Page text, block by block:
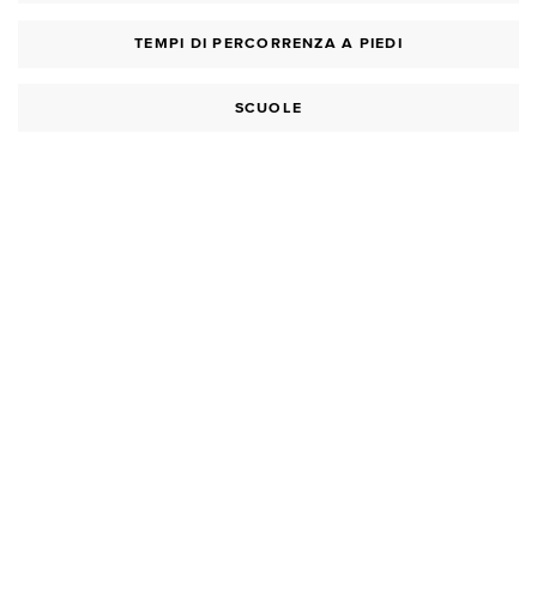
TEMPI DI PERCORRENZA A PIEDI
SCUOLE